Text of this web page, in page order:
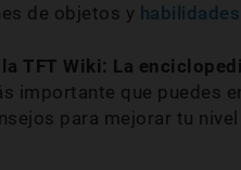
de objetos y habilidades
TFT Wiki: La
importante que puedes
para mejorar tu nivel